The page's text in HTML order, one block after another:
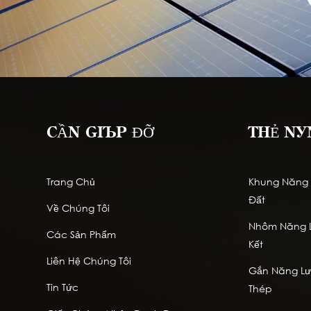
CẦN GIÚP ĐỠ
Trang Chủ
Về Chúng Tôi
Các Sản Phẩm
Liên Hệ Chúng Tôi
Tin Tức
THẺ
Khung Năng
Đất
Nhôm Năng
Kết
Gắn Năng
Thép